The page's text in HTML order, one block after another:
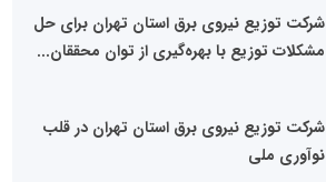
شرکت توزیع نیروی برق استان تهران برای حل
مشکلات توزیع با بهره‌گیری از توان محققان...
شرکت توزیع نیروی برق استان تهران در قلب
نوآوری ملی